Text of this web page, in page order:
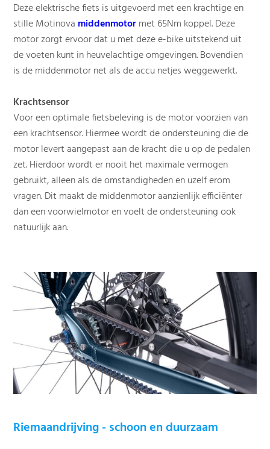
Deze elektrische fiets is uitgevoerd met een krachtige en
stille Motinova middenmotormet 65Nm koppel. Deze
motor zorgt ervoor dat u met deze e-bike uitstekend uit
de voeten kunt in heuvelachtige omgevingen. Bovendien
is de middenmotor net als de accu netjes weggewerkt.
Krachtsensor
Voor een optimale fietsbeleving is de motor voorzien van
een krachtsensor. Hiermee wordt de ondersteuning die de
motor levert aangepast aan de kracht die u op de pedalen
zet. Hierdoor wordt er nooit het maximale vermogen
gebruikt, alleen als de omstandigheden en uzelf erom
vragen. Dit maakt de middenmotor aanzienlijk efficiënter
dan een voorwielmotor en voelt de ondersteuning ook
natuurlijk aan.
Riemaandrijving - schoon en duurzaam